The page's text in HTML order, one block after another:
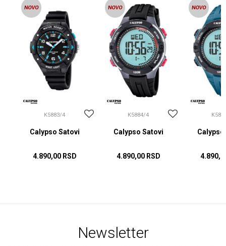
K5883/4
Calypso Satovi
4.890,00 RSD
K5884/4
Calypso Satovi
4.890,00 RSD
Newsletter